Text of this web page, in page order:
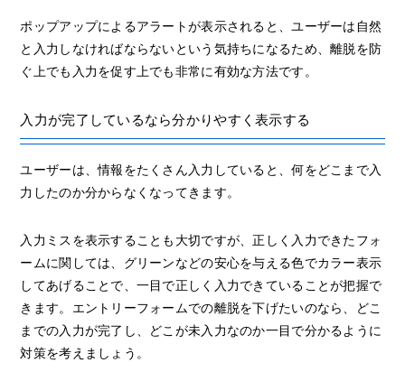
ポップアップによるアラートが表示されると、ユーザーは自然
と入力しなければならないという気持ちになるため、離脱を防
ぐ上でも入力を促す上でも非常に有効な方法です。
入力が完了しているなら分かりやすく表示する
ユーザーは、情報をたくさん入力していると、何をどこまで入
力したのか分からなくなってきます。
入力ミスを表示することも大切ですが、正しく入力できたフォ
ームに関しては、グリーンなどの安心を与える色でカラー表示
してあげることで、一目で正しく入力できていることが把握で
きます。エントリーフォームでの離脱を下げたいのなら、どこ
までの入力が完了し、どこが未入力なのか一目で分かるように
対策を考えましょう。